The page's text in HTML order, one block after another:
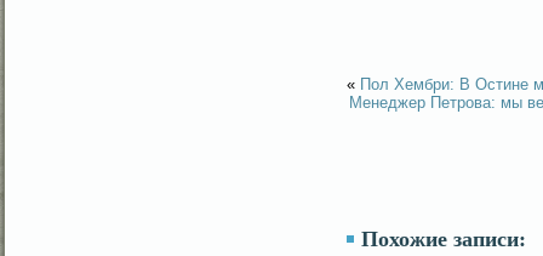
« Пол Хембри: В Остине
Менеджер Петрова: мы
Похожие записи: